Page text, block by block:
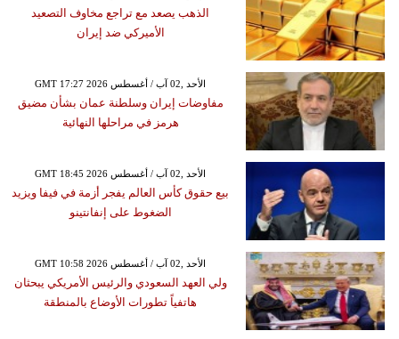
الذهب يصعد مع تراجع مخاوف التصعيد
الأميركي ضد إيران
GMT 17:27 2026 الأحد ,02 آب / أغسطس
مفاوضات إيران وسلطنة عمان بشأن مضيق
هرمز في مراحلها النهائية
GMT 18:45 2026 الأحد ,02 آب / أغسطس
بيع حقوق كأس العالم يفجر أزمة في فيفا ويزيد
الضغوط على إنفانتينو
GMT 10:58 2026 الأحد ,02 آب / أغسطس
ولي العهد السعودي والرئيس الأمريكي يبحثان
هاتفياً تطورات الأوضاع بالمنطقة